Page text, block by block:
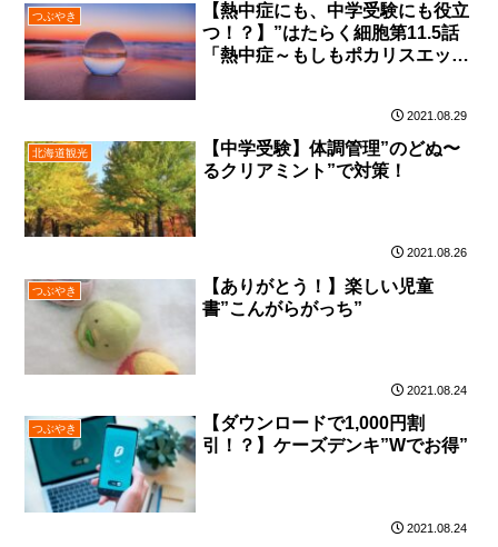
つぶやき
【熱中症にも、中学受験にも役立
つ！？】”はたらく細胞第11.5話
「熱中症～もしもポカリスエット
2021.08.29
北海道観光
【中学受験】体調管理”のどぬ〜
るクリアミント”で対策！
2021.08.26
つぶやき
【ありがとう！】楽しい児童
書”こんがらがっち”
2021.08.24
つぶやき
【ダウンロードで1,000円割
引！？】ケーズデンキ”Wでお得”
2021.08.24